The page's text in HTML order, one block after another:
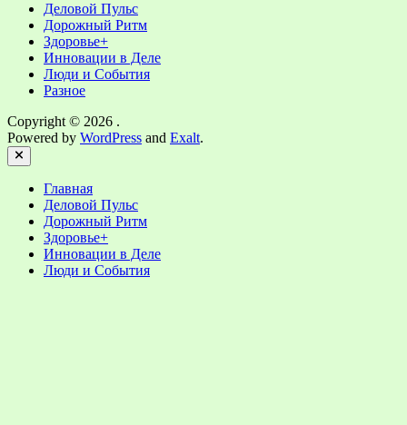
Деловой Пульс
Дорожный Ритм
Здоровье+
Инновации в Деле
Люди и События
Разное
Copyright © 2026 .
Powered by WordPress and Exalt.
Close
Главная
Деловой Пульс
Дорожный Ритм
Здоровье+
Инновации в Деле
Люди и События